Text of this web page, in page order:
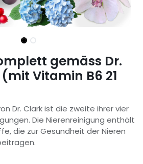
gemäss Dr.
Vitamin B6 21
Dr. Clark ist die zweite ihrer vier
Die Nierenreinigung enthält
die zur Gesundheit der Nieren